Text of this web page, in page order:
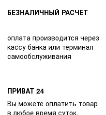
БЕЗНАЛИЧНЫЙ РАСЧЕТ
оплата производится через
кассу банка или терминал
самообслуживания
ПРИВАТ 24
Вы можете оплатить товар
в любое время суток,